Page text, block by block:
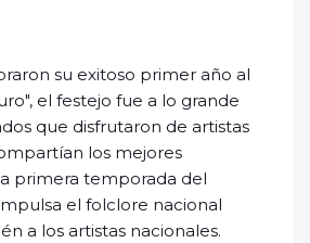
su exitoso primer año al
el festejo fue a lo grande
que disfrutaron de artistas
los mejores
primera temporada del
el folclore nacional
a los artistas nacionales.